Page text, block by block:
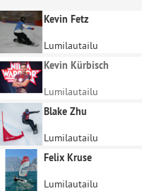
Kevin Fetz
Lumilautailu
Kevin Kürbisch
Lumilautailu
Blake Zhu
Lumilautailu
Felix Kruse
Lumilautailu